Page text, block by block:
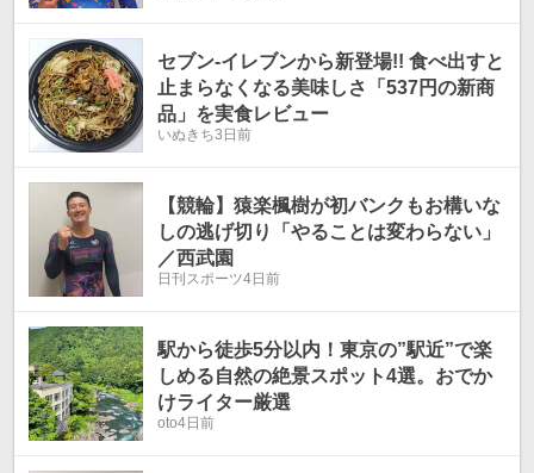
セブン-イレブンから新登場!! 食べ出すと
止まらなくなる美味しさ「537円の新商
品」を実食レビュー
いぬきち3日前
【競輪】猿楽楓樹が初バンクもお構いな
しの逃げ切り「やることは変わらない」
／西武園
日刊スポーツ4日前
駅から徒歩5分以内！東京の”駅近”で楽
しめる自然の絶景スポット4選。おでか
けライター厳選
oto4日前